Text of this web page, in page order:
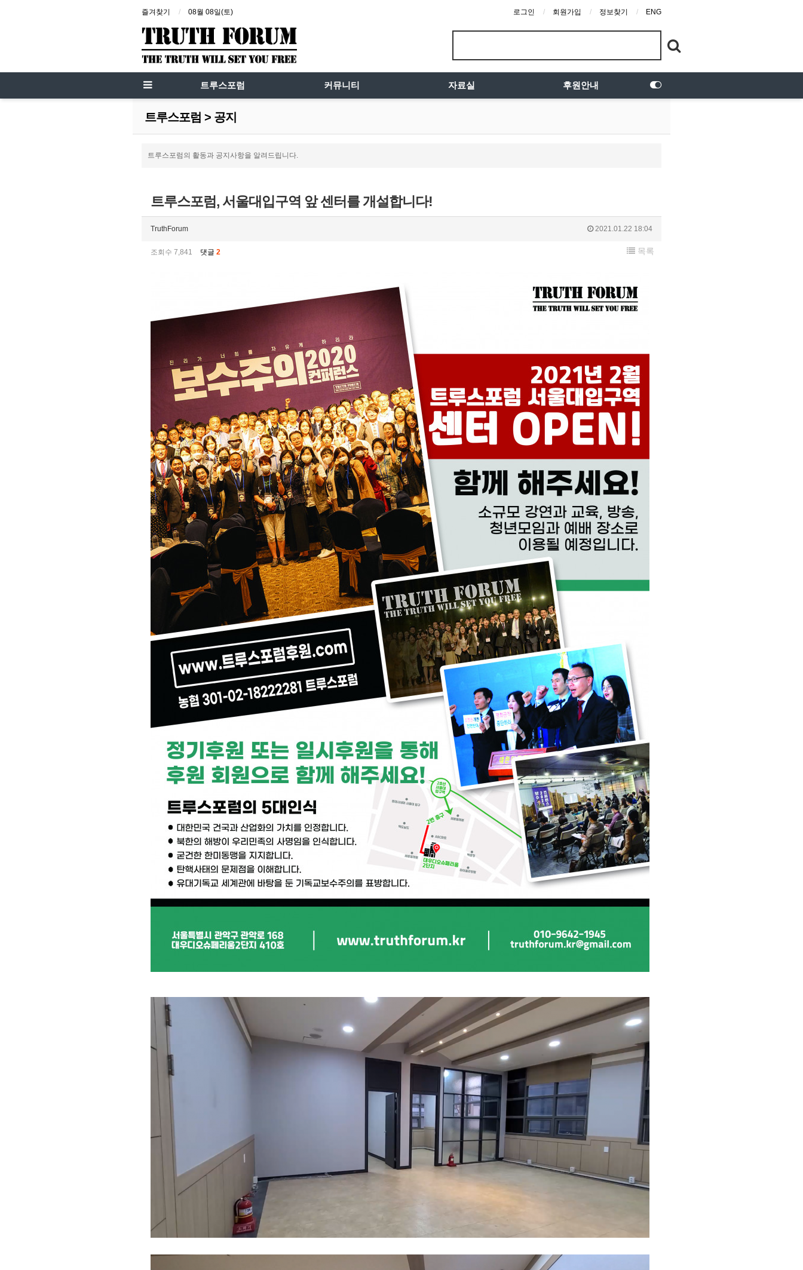
즐겨찾기 08월 08일(토) 로그인 회원가입 정보찾기 ENG
트루스포럼 커뮤니티 자료실 후원안내
트루스포럼 > 공지
트루스포럼의 활동과 공지사항을 알려드립니다.
트루스포럼, 서울대입구역 앞 센터를 개설합니다!
TruthForum 2021.01.22 18:04
조회수 7,841 댓글 2 목록